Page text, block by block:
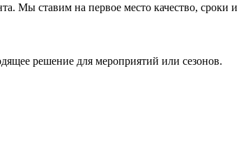
Мы ставим на первое место качество, сроки и
решение для мероприятий или сезонов.